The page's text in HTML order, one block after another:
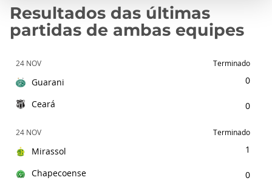
Resultados das últimas
partidas de ambas equipes
24 NOV Terminado
Guarani
Ceará
0
0
24 NOV Terminado
Mirassol
Chapecoense
1
0